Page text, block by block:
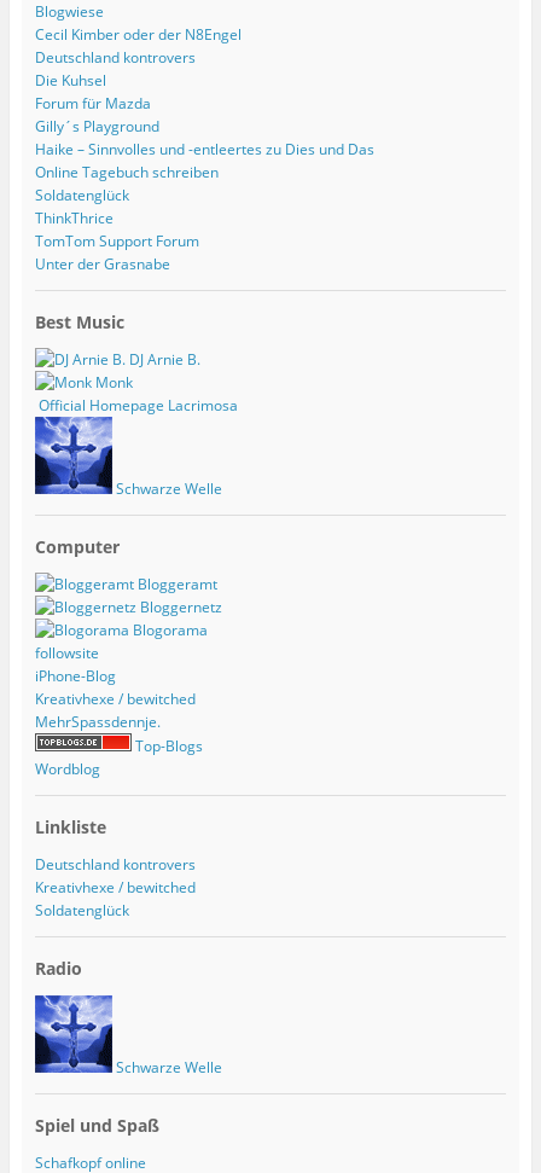
Blogwiese
Cecil Kimber oder der N8Engel
Deutschland kontrovers
Die Kuhsel
Forum für Mazda
Gilly´s Playground
Haike – Sinnvolles und -entleertes zu Dies und Das
Online Tagebuch schreiben
Soldatenglück
ThinkThrice
TomTom Support Forum
Unter der Grasnabe
Best Music
DJ Arnie B.
Monk
Official Homepage Lacrimosa
Schwarze Welle
Computer
Bloggeramt
Bloggernetz
Blogorama
followsite
iPhone-Blog
Kreativhexe / bewitched
MehrSpassdennje.
Top-Blogs
Wordblog
Linkliste
Deutschland kontrovers
Kreativhexe / bewitched
Soldatenglück
Radio
Schwarze Welle
Spiel und Spaß
Schafkopf online